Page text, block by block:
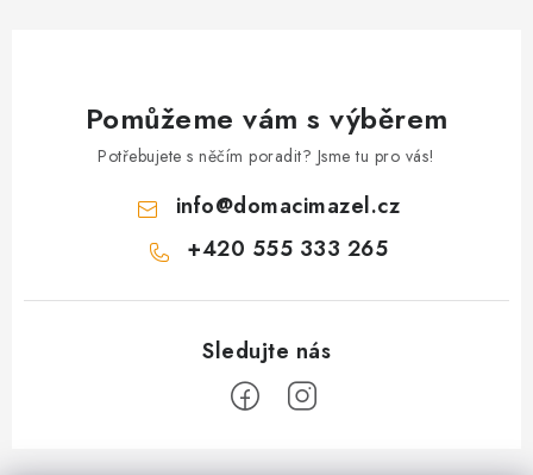
Pomůžeme vám s výběrem
Potřebujete s něčím poradit? Jsme tu pro vás!
info@domacimazel.cz
+420 555 333 265
Z